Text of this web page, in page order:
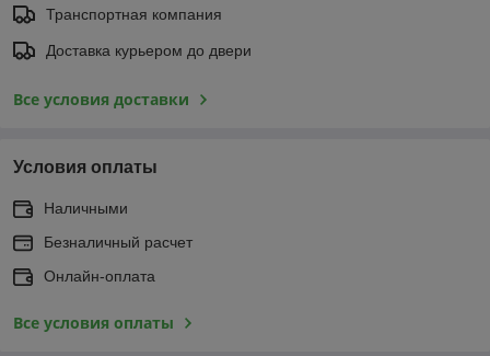
Транспортная компания
Доставка курьером до двери
Все условия доставки
Условия оплаты
Наличными
Безналичный расчет
Онлайн-оплата
Все условия оплаты